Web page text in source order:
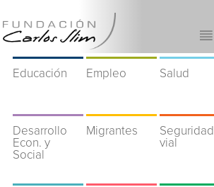
Educación Empleo Salud
Desarrollo
Econ. y
Social
Migrantes
Seguridad
vial